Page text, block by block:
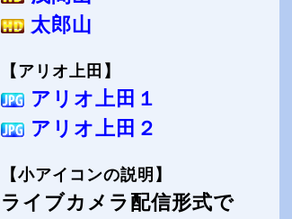
太郎山
【アリオ上田】
アリオ上田１
アリオ上田２
【小アイコンの説明】
ライブカメラ配信形式で